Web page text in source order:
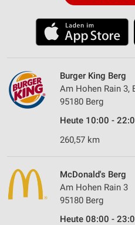
Burger King Berg
Am Hohen Rain 3,
95180 Berg
Heute 10:00 -
260,57 km
McDonald's Berg
Am Hohen Rain 3
95180 Berg
Heute 08:00 -